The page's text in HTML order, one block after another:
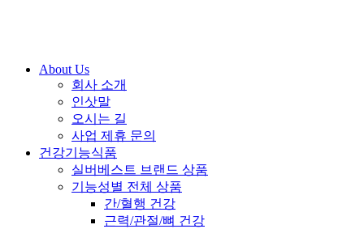
About Us
회사 소개
인삿말
오시는 길
사업 제휴 문의
건강기능식품
실버베스트 브랜드 상품
기능성별 전체 상품
간/혈행 건강
근력/관절/뼈 건강